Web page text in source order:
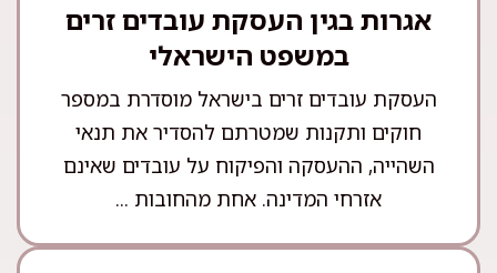
אגרות בגין העסקת עובדים זרים
במשפט הישראלי
העסקת עובדים זרים בישראל מוסדרת במספר
חוקים ותקנות שמטרתם להסדיר את תנאי
השהייה, ההעסקה והפיקוח על עובדים שאינם
אזרחי המדינה. אחת מהחובות ...